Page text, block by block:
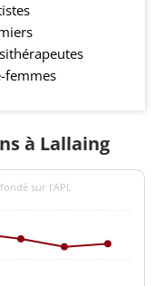
femmes
à Lallaing
sur l'APL